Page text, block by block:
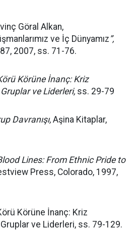
Göral Alkan,
ve İç Dünyamız ”,
87, 2007, ss. 71-76.
Körüne İnanç: Kriz
ve Liderleri, ss. 29-79
Davranışı, Aşina Kitaplar,
Lines: From Ethnic Pride to
Press, Colorado, 1997,
Körüne İnanç: Kriz
ve Liderleri, ss. 79-129.